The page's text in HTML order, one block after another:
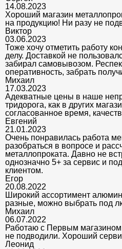
14.08.2023
Хороший магазин
на продукцию! Ни разу не
Виктор
03.06.2023
Тоже хочу отметить работу
делу. Доставкой не
забирал самовывозом.
оперативность, забрать
Михаил
17.03.2023
Адекватные цены в наше
тридорога, как в других
согласованное время,
Евгений
21.01.2023
Очень понравилась работа
разобраться в вопросе и
металлопроката. Давно не
однозначно 5+ за сервис и
клиентом.
Егор
20.08.2022
Широкий ассортимент
разные, можно выбрать под
Михаил
06.07.2022
Работаю с Первым магазином
не подводили. Хороший
Леонид